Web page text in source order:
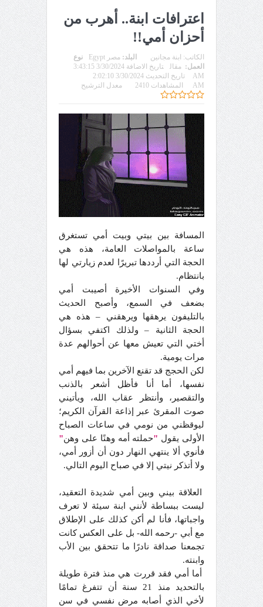
اعترافات ابنة.. أهرب من
أحزان أمي!!
الكاتب: ابنة مجانين البلد: مصر Egypt
نوع
العمل: مقال
تاريخ الاضافة 3/30/2024 3:43:15
AM
تاريخ التحديث 3/30/2024 2:02:10
AM
المشاهدات 2410 معدل الترشيح
المسافة بين بيتي وبيت أمي تستغرق
ساعة بالمواصلات العامة، هذه هي
الحجة التي أرددها تبريرًا لعدم زيارتي لها
بانتظام.
وفي السنوات الأخيرة أصيبت أمي
بضعف في السمع، وأصبح الحديث
بالتليفون يرهقها ويرهقني – هذه هي
الحجة الثانية – ولذلك اكتفي بسؤال
أختي التي تعيش معها عن أحوالهم عدة
مرات يومية.
لكن الحجج قد تقنع الآخرين بما فيهم أمي
نفسها، أما أنا فأظل أشعر بالذنب
والتقصير، وأنتظر عقاب الله، ويأتيني
صوت المقرئ عبر إذاعة القرآن الكريم؛
ليوقظني من نومي في ساعات الصباح
الأولى يقول "حملته أمه وهنًا على وهن"
فأنوي ألا ينتهي النهار دون أن أزور أمي،
ولا أتذكر نيتي إلا في صباح اليوم التالي.
العلاقة بيني وبين أمي شديدة التعقيد،
ليست ببساطة لأنني ابنة سيئة لا تعرف
واجباتها، فأنا لم أكن كذلك على الإطلاق
مع أبي -رحمه الله- بل على العكس كانت
تجمعنا صداقة نادرًا ما تتحقق بين الأب
وابنته.
أما أمي فقد قررت هي منذ فترة طويلة
بالتحديد منذ 21 سنة أن تتفرغ تمامًا
لأخي الذي أصابه مرض نفسي في سن